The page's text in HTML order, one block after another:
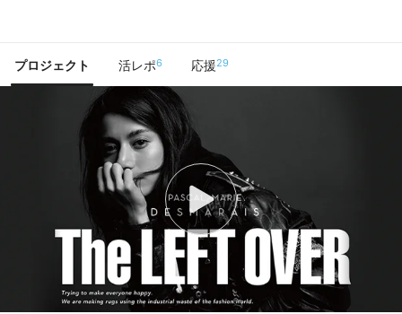
プロジェクト 活レポ6 応援29